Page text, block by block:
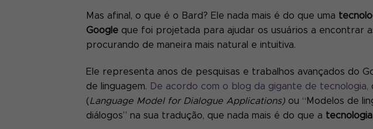
Mas afinal, o que é o Bard? Ele nada mais é do que uma
Google que foi projetada para ajudar os usuários a encontrar
procurando de maneira mais natural e intuitiva.
Ele representa anos de pesquisas e trabalhos avançados do
de linguagem.
De acordo com o blog da gigante de tecnologia,
(Language Model for Dialogue Applications) ou “Modelos de
diálogos” na sua tradução, que nada mais é do que a